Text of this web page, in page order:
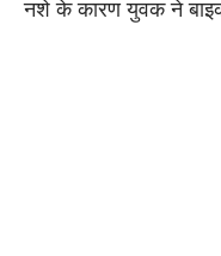
नशे के कारण युवक ने